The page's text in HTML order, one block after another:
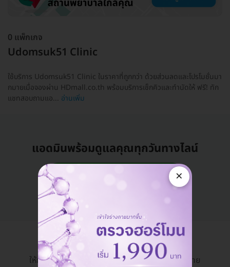
0 แพ็กเกจ
Udomsuk51 Clinic
ใช้บริการ Udomsuk51 Clinic ในราคาที่ถูกกว่า ด้วยส่วนลดและโปรโมชั่นมา
กมายเมื่อจองผ่าน HDmall.co.th พร้อมบริการเช็กคิวและทำนัดให้ ฟรี! ทัก
แชทสอบถามแอ... อ่านเพิ่ม
แอดมินพร้อมดูแลคุณทุกวันทางไลน์
HDmall Health ดี อะไรก็ดี
ให้การเข้าถึงบริการสุขภาพและความงามเป็นเรื่องง่าย
×